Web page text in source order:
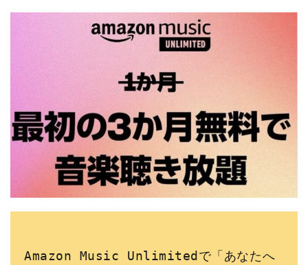
Amazon Music Unlimitedで「あなたへ